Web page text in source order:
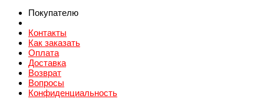
Покупателю
Контакты
Как заказать
Оплата
Доставка
Возврат
Вопросы
Конфиденциальность